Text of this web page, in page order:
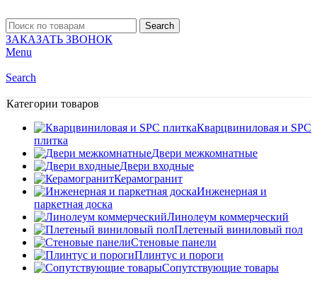
Search
ЗАКАЗАТЬ ЗВОНОК
Menu
Search
Категории товаров
Кварцвиниловая и SPC
плитка
Двери межкомнатные
Двери входные
Керамогранит
Инженерная и
паркетная доска
Линолеум коммерческий
Плетеный виниловый пол
Стеновые панели
Плинтус и пороги
Сопутствующие товары